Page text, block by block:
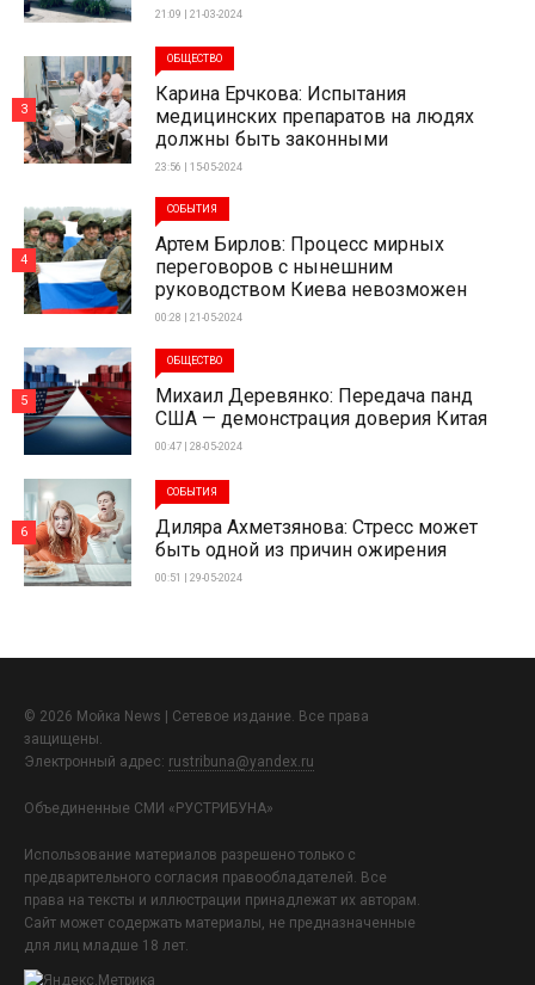
21:09 | 21-03-2024
ОБЩЕСТВО
Карина Ерчкова: Испытания
медицинских препаратов на людях
должны быть законными
23:56 | 15-05-2024
3
СОБЫТИЯ
Артем Бирлов: Процесс мирных
переговоров с нынешним
руководством Киева невозможен
00:28 | 21-05-2024
4
ОБЩЕСТВО
Михаил Деревянко: Передача панд
США — демонстрация доверия Китая
00:47 | 28-05-2024
5
СОБЫТИЯ
Диляра Ахметзянова: Стресс может
быть одной из причин ожирения
00:51 | 29-05-2024
6
© 2026 Мойка News | Сетевое издание. Все права
защищены.
Электронный адрес: rustribuna@yandex.ru
Объединенные СМИ «РУСТРИБУНА»
Использование материалов разрешено только с
предварительного согласия правообладателей. Все
права на тексты и иллюстрации принадлежат их авторам.
Сайт может содержать материалы, не предназначенные
для лиц младше 18 лет.